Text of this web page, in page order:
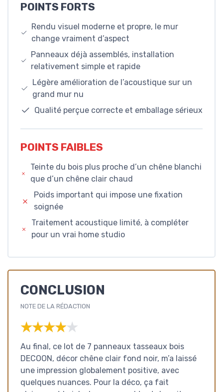
POINTS FORTS
Rendu visuel moderne et propre, le mur
change vraiment d’aspect
Panneaux déjà assemblés, installation
relativement simple et rapide
Légère amélioration de l’acoustique sur un
grand mur nu
Qualité perçue correcte et emballage sérieux
POINTS FAIBLES
Teinte du bois plus proche d’un chêne blanchi
que d’un chêne clair chaud
Poids important qui impose une fixation
soignée
Traitement acoustique limité, à compléter
pour un vrai home studio
CONCLUSION
NOTE DE LA RÉDACTION
★★★★★
★★★★★
Au final, ce lot de 7 panneaux tasseaux bois
DECOON, décor chêne clair fond noir, m’a laissé
une impression globalement positive, avec
quelques nuances. Pour la déco, ça fait